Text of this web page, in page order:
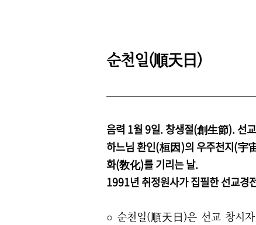
순천일(順天日)
음력 1월 9일. 창생절(創生節). 선
하느님 환인(桓因)의 우주천지(
화(敎化)를 기리는 날.
1991년 취정원사가 집필한 선교경
○ 순천일(順天日)은 선교 창시